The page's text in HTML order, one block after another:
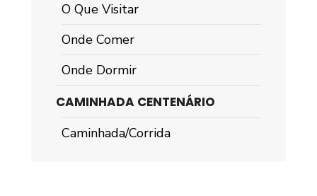
O Que Visitar
Onde Comer
Onde Dormir
CAMINHADA CENTENÁRIO
Caminhada/Corrida